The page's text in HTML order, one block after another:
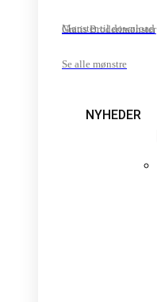
Mønster til download
Gratis Broderimønster
Se alle mønstre
NYHEDER